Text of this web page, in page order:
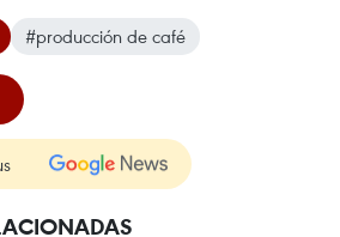
#producción de café